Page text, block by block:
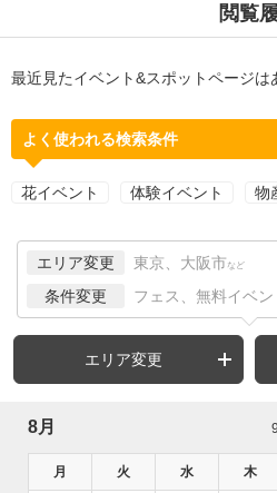
閲覧
最近見たイベント&スポットページは
よく使われる検索条件
花イベント 体験イベント 物
エリア変更 東京、大阪市 など
条件変更 フェス、無料イベン
エリア変更
8月
月 火 水 木